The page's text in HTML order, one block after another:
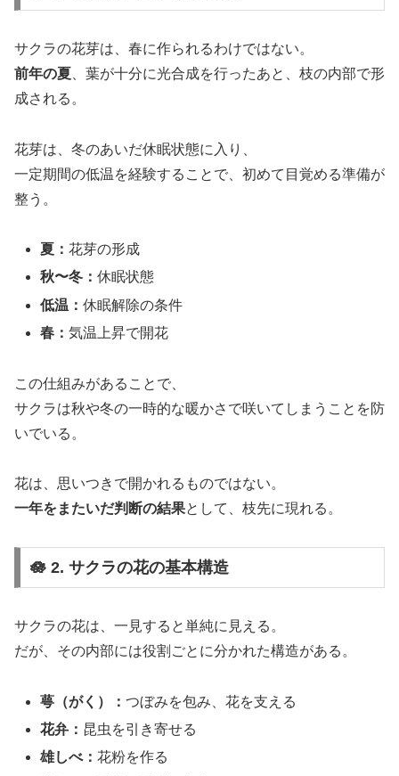
サクラの花芽は、春に作られるわけではない。
前年の夏 、葉が十分に光合成を行ったあと、枝の内部で形
成される。
花芽は、冬のあいだ休眠状態に入り、
一定期間の低温を経験することで、初めて目覚める準備が
整う。
夏：花芽の形成
秋〜冬：休眠状態
低温：休眠解除の条件
春：気温上昇で開花
この仕組みがあることで、
サクラは秋や冬の一時的な暖かさで咲いてしまうことを防
いでいる。
花は、思いつきで開かれるものではない。
一年をまたいだ判断の結果として、枝先に現れる。
🪷 2. サクラの花の基本構造
サクラの花は、一見すると単純に見える。
だが、その内部には役割ごとに分かれた構造がある。
萼（がく）：つぼみを包み、花を支える
花弁： 昆虫を引き寄せる
雄しべ：花粉を作る